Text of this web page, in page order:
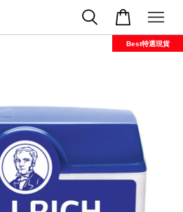
Best特選現貨